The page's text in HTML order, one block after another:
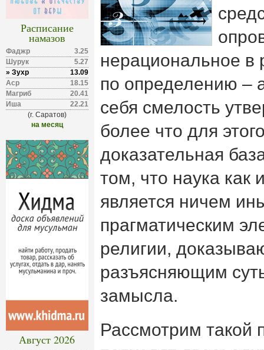
Расписание
намазов
Фаджр
3.25
Шурук
5.27
» Зухр
13.09
Аср
18.15
Магриб
20.41
Иша
22.21
(г. Саратов)
на месяц
Август 2026
нерациональное в
по определению –
себя смелость
более что для
доказательная
том, что наука как
является ничем
прагматическим
религии,
разъясняющим
замысла.
Рассмотрим такой